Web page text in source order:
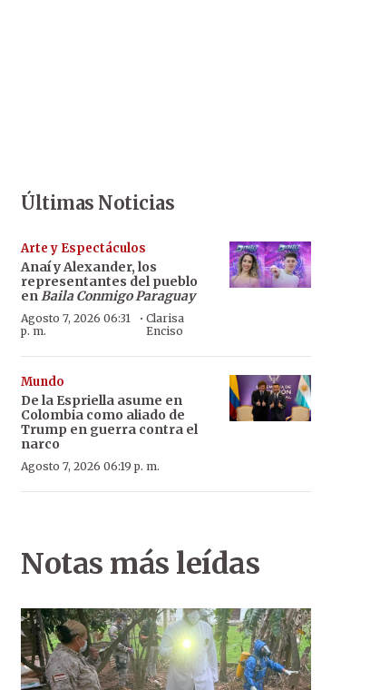
Últimas Noticias
Arte y Espectáculos
Anaí y Alexander, los
representantes del pueblo
enBaila Conmigo Paraguay
Agosto 7, 2026 06:31
p. m.
· Clarisa
Enciso
Mundo
De la Espriella asume en
Colombia como aliado de
Trump en guerra contra el
narco
Agosto 7, 2026 06:19 p. m.
Notas más leídas